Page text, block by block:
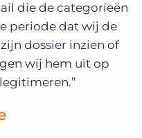
die de categorieën
periode dat wij de
dossier inzien of
wij hem uit op